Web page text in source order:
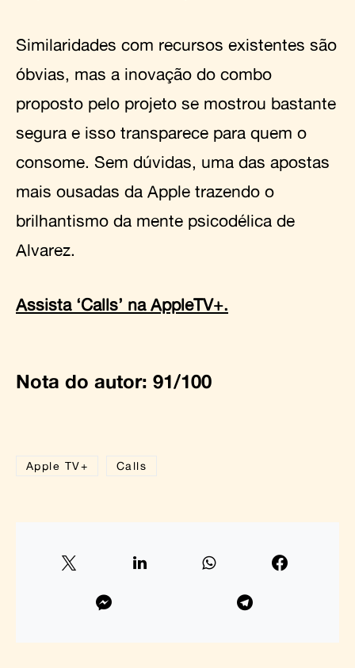
Similaridades com recursos existentes são
óbvias, mas a inovação do combo
proposto pelo projeto se mostrou bastante
segura e isso transparece para quem o
consome. Sem dúvidas, uma das apostas
mais ousadas da Apple trazendo o
brilhantismo da mente psicodélica de
Alvarez.
Assista ‘Calls’ na AppleTV+.
Nota do autor: 91/100
Apple TV+ Calls